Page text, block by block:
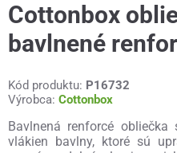
Cottonbox
bavlnené
Kód produktu: P16732
Výrobca: Cottonbox
Bavlnená renforcé
vlákien bavlny, ktoré sú